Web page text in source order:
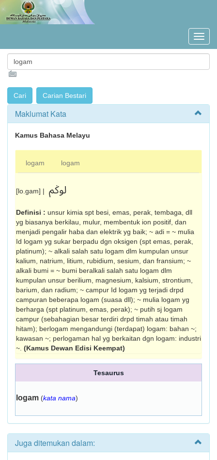
Maklumat Kata
Kamus Bahasa Melayu
logam logam
[lo.gam] | لوݢم
Definisi : unsur kimia spt besi, emas, perak, tembaga, dll
yg biasanya berkilau, mulur, membentuk ion positif, dan
menjadi pengalir haba dan elektrik yg baik; ~ adi = ~ mulia
Id logam yg sukar berpadu dgn oksigen (spt emas, perak,
platinum); ~ alkali salah satu logam dlm kumpulan unsur
kalium, natrium, litium, rubidium, sesium, dan fransium; ~
alkali bumi = ~ bumi beralkali salah satu logam dlm
kumpulan unsur berilium, magnesium, kalsium, strontium,
barium, dan radium; ~ campur Id logam yg terjadi drpd
campuran beberapa logam (suasa dll); ~ mulia logam yg
berharga (spt platinum, emas, perak); ~ putih sj logam
campur (sebahagian besar terdiri drpd timah atau timah
hitam); berlogam mengandungi (terdapat) logam: bahan ~;
kawasan ~; perlogaman hal yg berkaitan dgn logam: industri
~. (Kamus Dewan Edisi Keempat)
Tesaurus
logam (kata nama)
Juga ditemukan dalam: